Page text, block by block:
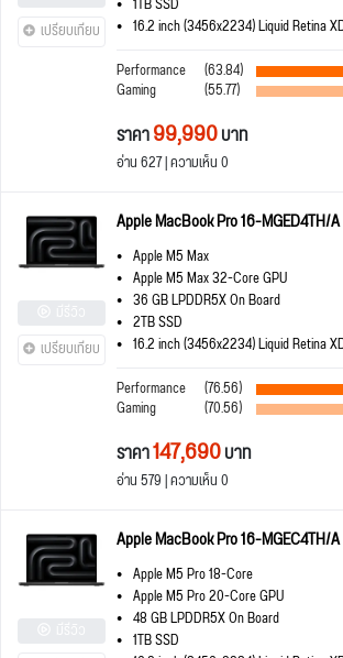
เปรียบเทียบ
16.2 inch (3456x2234) Liquid Retina
Performance
(63.84)
Gaming (55.77)
ราคา99,990บาท
อ่าน 627 | ความเห็น 0
เปรียบเทียบ
Apple MacBook Pro 16-MGED4TH/A
Apple M5 Max
Apple M5 Max 32-Core GPU
36 GB LPDDR5X On Board
2TB SSD
16.2 inch (3456x2234) Liquid Retina
Performance
(76.56)
Gaming (70.56)
ราคา147,690บาท
อ่าน 579 | ความเห็น 0
Apple MacBook Pro 16-MGEC4TH/A
Apple M5 Pro 18-Core
Apple M5 Pro 20-Core GPU
48 GB LPDDR5X On Board
1TB SSD